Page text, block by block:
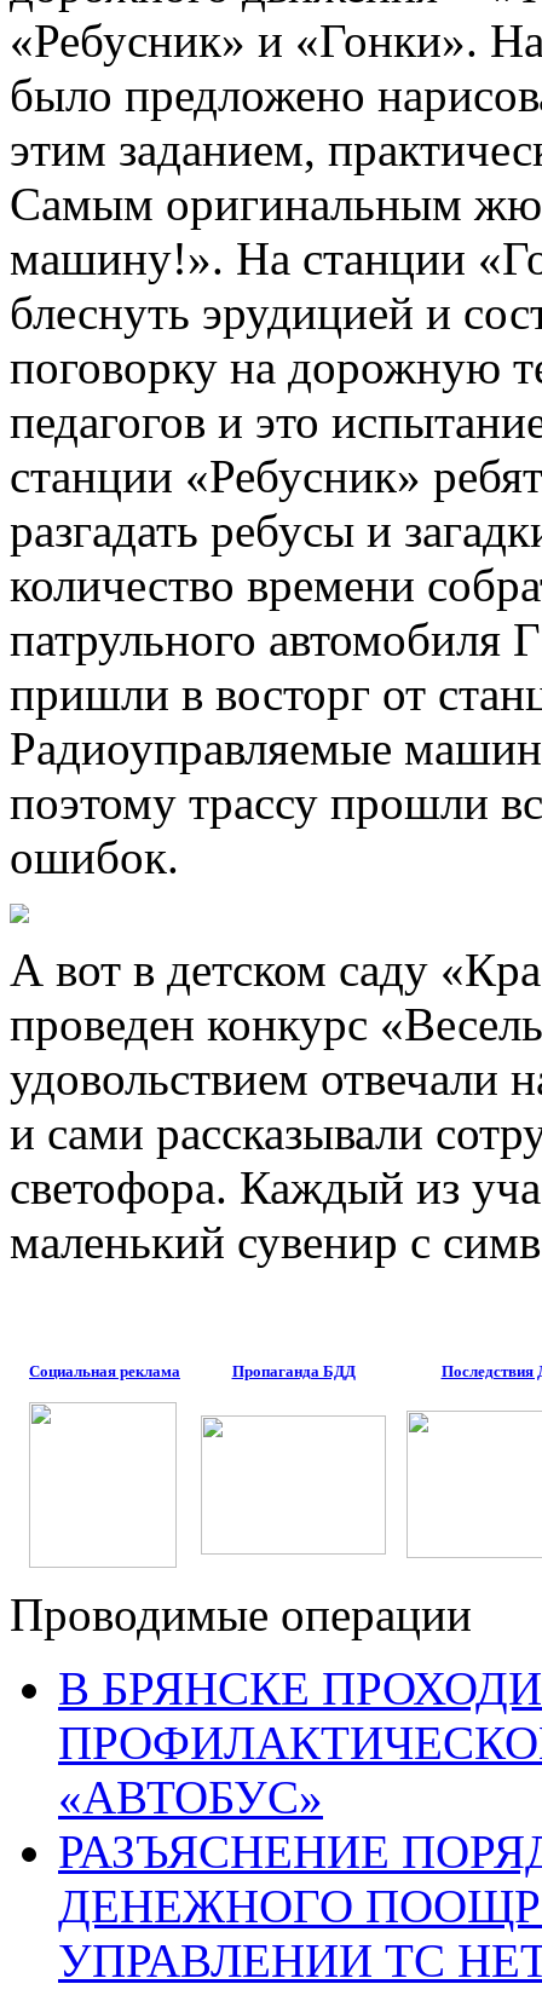
«Ребусник» и «Гонки».
было предложено
этим заданием,
Самым оригинальным
машину!». На станции
блеснуть эрудицией и
поговорку на дорожную
педагогов и это
станции «Ребусник»
разгадать ребусы и
количество времени
патрульного
пришли в восторг от
Радиоуправляемые
поэтому трассу прошли
ошибок.
А вот в детском саду
проведен конкурс
удовольствием отвечали
и сами рассказывали
светофора. Каждый из
маленький сувенир с
Социальная реклама Пропаганда БДД
Проводимые операции
В БРЯНСКЕ
«АВТОБУС»
РАЗЪЯСНЕНИЕ
ДЕНЕЖНОГО
УПРАВЛЕНИИ ТС